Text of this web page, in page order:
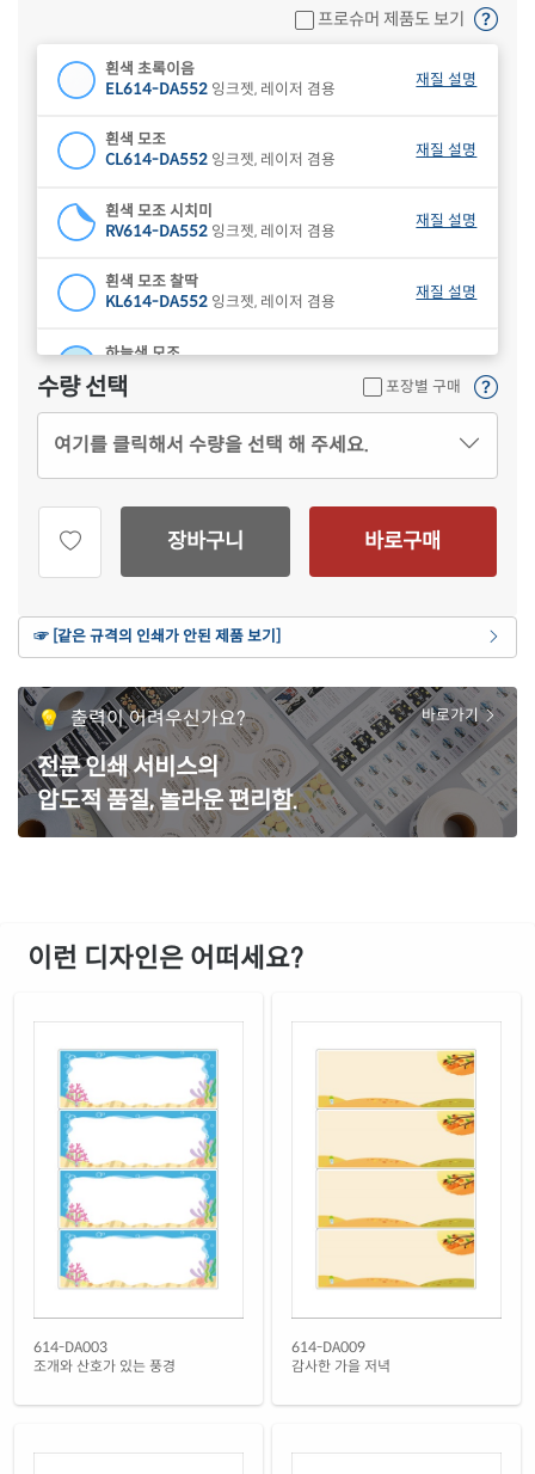
프로슈머 제품도 보기
흰색 초록이음
EL614-DA552 잉크젯, 레이저 겸용
재질 설명
흰색 모조
CL614-DA552 잉크젯, 레이저 겸용
재질 설명
흰색 모조 시치미
RV614-DA552 잉크젯, 레이저 겸용
재질 설명
흰색 모조 찰딱
KL614-DA552 잉크젯, 레이저 겸용
재질 설명
하늘색 모조
CL614B-DA552
재질 설명
CL614G-DA552잉크젯, 레이저 겸용
재질 설명
CL614P-DA552
잉크젯, 레이저 겸용
재질 설명
재질 설명
갈색 크라프트
CL614KR-DA552잉크젯, 레이저 겸용
흰색 모조 잉크젯
CJ614-DA552 잉크젯 전용
재질 설명
흰색 무광 방수 잉크젯
CJ614WU-DA552잉크젯 전용
재질 설명
CL614LG-DA552
레이저 전용
흰색(50μm) 광택 방수 레이저
CL614WP-DA552
재질 설명
흰색 무광 방수 레이저
CL614MP-DA552
흰색 무광 방수 시치미 레이저
RV614MP-DA552
재질 설명
투명(50μm) 방수 레이저
CL614LT-DA552
재질 설명
노란색 방수 레이저
CL614YP-DA552
레이저 전용
수량 선택 포장별 구매
여기를 클릭해서 수량을 선택 해 주세요.
장바구니 바로구매
☞ [같은 규격의 인쇄가 안된 제품 보기]
출력이 어려우신가요?
전문 인쇄 서비스의
압도적 품질, 놀라운 편리함.
바로가기
이런 디자인은 어떠세요?
614-DA003
조개와 산호가 있는 풍경
614-DA009
감사한 가을 저녁